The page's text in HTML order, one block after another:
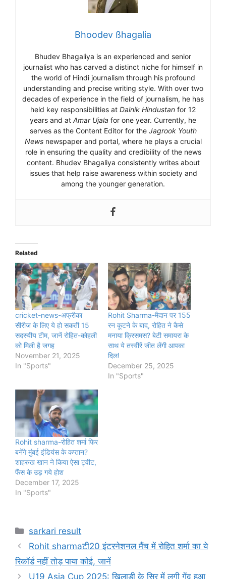
Bhoodev ßhagalia
Bhudev Bhagaliya is an experienced and senior
journalist who has carved a distinct niche for himself in
the world of Hindi journalism through his profound
understanding and precise writing style. With over two
decades of experience in the field of journalism, he has
held key responsibilities at Dainik Hindustan for 12
years and at Amar Ujala for one year. Currently, he
serves as the Content Editor for the Jagrook Youth
Newsnewspaper and portal, where he plays a crucial
role in ensuring the quality and credibility of the news
content. Bhudev Bhagaliya consistently writes about
issues that help raise awareness within society and
among the younger generation.
Related
cricket-news-अफ्रीका
सीरीज के लिए ये हो सकती 15
सदस्यीय टीम, जानें रोहित-कोहली
को मिली है जगह
November 21, 2025
In "Sports"
Rohit Sharma-मैदान पर 155
रन कूटने के बाद, रोहित ने कैसे
मनाया क्रिसमस? बेटी समायरा के
साथ ये तस्वीरें जीत लेंगी आपका
दिल!
December 25, 2025
In "Sports"
Rohit sharma-रोहित शर्मा फिर
बनेंगे मुंबई इंडियंस के कप्तान?
शाहरुख खान ने किया ऐसा ट्वीट,
फैंस के उड़ गये होश
December 17, 2025
In "Sports"
Categories
sarkari result
Rohit sharmaटी20 इंटरनेशनल मैंच में रोहित शर्मा का ये
रिकॉर्ड नहीं तोड़ पाया कोई, जानें
U19 Asia Cup 2025: खिलाड़ी के सिर में लगी गेंद हुआ